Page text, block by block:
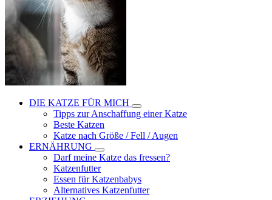
DIE KATZE FÜR MICH
Tipps zur Anschaffung einer Katze
Beste Katzen
Katze nach Größe / Fell / Augen
ERNÄHRUNG
Darf meine Katze das fressen?
Katzenfutter
Essen für Katzenbabys
Alternatives Katzenfutter